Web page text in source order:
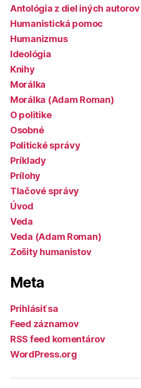
Antológia z diel iných autorov
Humanistická pomoc
Humanizmus
Ideológia
Knihy
Morálka
Morálka (Adam Roman)
O politike
Osobné
Politické správy
Príklady
Prílohy
Tlačové správy
Úvod
Veda
Veda (Adam Roman)
Zošity humanistov
Meta
Prihlásiť sa
Feed záznamov
RSS feed komentárov
WordPress.org